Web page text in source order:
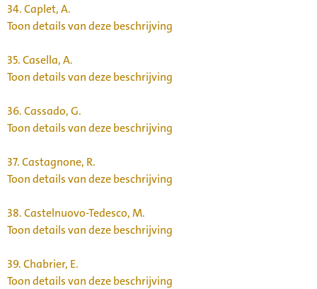
34.Caplet, A.
Toon details van deze beschrijving
35.Casella, A.
Toon details van deze beschrijving
36.Cassado, G.
Toon details van deze beschrijving
37.Castagnone, R.
Toon details van deze beschrijving
38.Castelnuovo-Tedesco, M.
Toon details van deze beschrijving
39.Chabrier, E.
Toon details van deze beschrijving